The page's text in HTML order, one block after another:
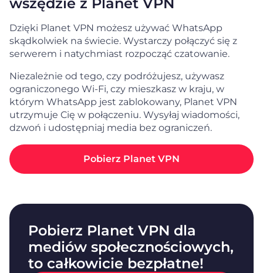
Dzięki Planet VPN możesz używać WhatsApp
skądkolwiek na świecie. Wystarczy połączyć się z
serwerem i natychmiast rozpocząć czatowanie.
Niezależnie od tego, czy podróżujesz, używasz
ograniczonego Wi-Fi, czy mieszkasz w kraju, w
którym WhatsApp jest zablokowany, Planet VPN
utrzymuje Cię w połączeniu. Wysyłaj wiadomości,
dzwoń i udostępniaj media bez ograniczeń.
Pobierz Planet VPN
Pobierz Planet VPN dla
mediów społecznościowych,
to całkowicie bezpłatne!